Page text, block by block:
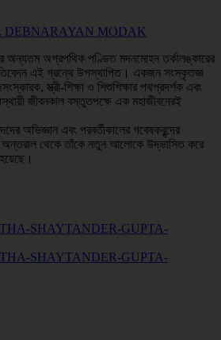
DEBNARAYAN MODAK
অন্যতম অগ্রপথিক পণ্ডিত মদনমোহন তর্কালঙ্কারের
এই গ্রন্থে উপস্থাপিত। একজন সংস্কৃতজ্ঞ
স্ত্রী-শিক্ষা ও শিশুশিক্ষার পথপ্রদর্শক এবং
জীবনকাল বস্তুতপক্ষে এক মহাজীবনেরই
অভিজ্ঞান এবং পরবর্তীকালের গবেষকবৃন্দের
অন্তরাল থেকে তাঁকে নতুন আলোকে উদ্ভাসিত করে